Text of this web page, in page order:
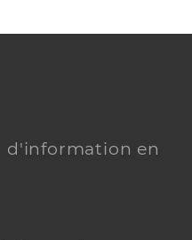
d'information en